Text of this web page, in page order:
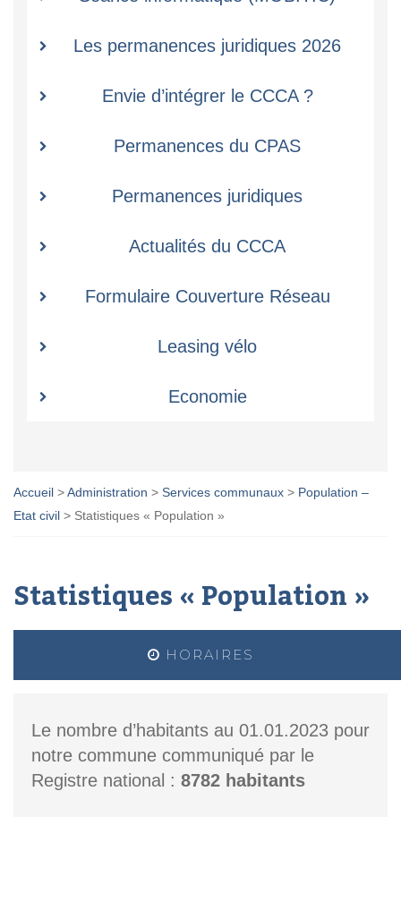
Les permanences juridiques 2026
Envie d’intégrer le CCCA ?
Permanences du CPAS
Permanences juridiques
Actualités du CCCA
Formulaire Couverture Réseau
Leasing vélo
Economie
Accueil >Administration > Services communaux > Population –
Etat civil > Statistiques « Population »
Statistiques « Population »
HORAIRES
Le nombre d’habitants au 01.01.2023 pour
notre commune communiqué par le
Registre national : 8782 habitants